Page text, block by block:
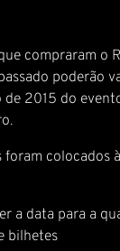
compraram o
poderão
de 2015 do
colocados
a data para a
bilhetes